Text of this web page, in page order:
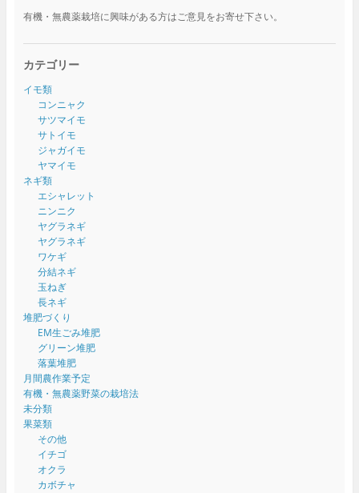
有機・無農薬栽培に興味がある方はご意見をお寄せ下さい。
カテゴリー
イモ類
コンニャク
サツマイモ
サトイモ
ジャガイモ
ヤマイモ
ネギ類
エシャレット
ニンニク
ヤグラネギ
ヤグラネギ
ワケギ
分結ネギ
玉ねぎ
長ネギ
堆肥づくり
EM生ごみ堆肥
グリーン堆肥
落葉堆肥
月間農作業予定
有機・無農薬野菜の栽培法
未分類
果菜類
その他
イチゴ
オクラ
カボチャ